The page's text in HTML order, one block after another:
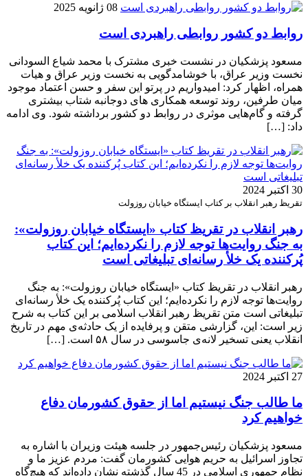
08 ژانویه 2025
روابط دو کشور روابطی راهبردی است
مسعود پزشکیان در نشست خبری مشترک با محمد شیاع السودانی
نخست وزیر عراق، با خوشامدگویی به نخست وزیر عراق و هیات
همراه، اظهار کرد: امیدواریم در پرتو این سفر و حسن اعتماد موجود
میان طرفین، روند توسعه همکاری های دوجانبه شتاب بیشتری
گرفته و گام‌هایی موثری در روابط دو کشور برداشته شود. وی ادامه
داد: […]
30 اکتبر 2024
تقریظ رهبر انقلاب بر کتاب ایستگاه خیابان روزولت
رهبر انقلاب در تقریظ کتاب «ایستگاه خیابان روزولت»:
به جنگ روایت‌ها توجه لازم را نکرده‌ایم؛ این کتاب
پُرکننده‌ یک خلأ رسانه‌ای تبلیغاتی است
رهبر انقلاب در تقریظ کتاب «ایستگاه خیابان روزولت»: به جنگ
روایت‌ها توجه لازم را نکرده‌ایم؛ این کتاب پُرکننده‌ یک خلأ رسانه‌ای
تبلیغاتی است متن تقریظ رهبر انقلاب اسلامی بر این کتاب به شرح
زیر است: این، گزارشی متقن و پرفایده از یک حادثه‌ی مهم در تاریخ
انقلاب یعنی تسخیر لانه‌ی جاسوسی در سال ۵۸ است. […]
27 اکتبر 2024
ما طالب جنگ نیستیم اما از حقوق کشورمان دفاع
خواهیم کرد
مسعود پزشکیان رئیس‌جمهور در جلسه هیئت وزیران با اشاره به
تجاوز اسرائیل به حریم هوایی کشورمان گفت: مردم عزیز ما و
نظام جمهوری اسلامی در 45 سال گذشته نشان داده‌اند که هیچ‌گاه